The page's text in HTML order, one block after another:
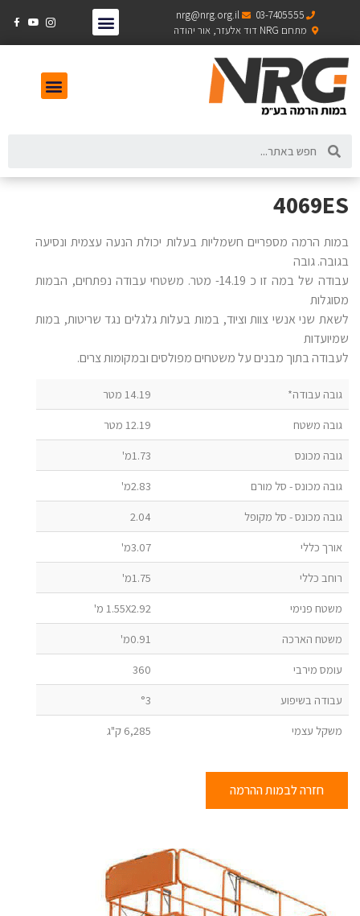
03-7405555
nrg@nrg.org.il
מתחם NRG דוד אלעזר, אור יהודה
4069ES
במות הרמה מספריים חשמליות בעלות יכולת הנעה עצמית ונסיעה
בגובה. גובה
עבודה של במה זו כ 14.19- מטר. משטחי עבודה נפתחים, הבמות
מסוגלות
לשאת שני אנשי צוות וציוד, במות בעלות גלגלים נגד שריטות, במות
שמיועדות
לעבודה בתוך מבנים על משטחים מפולסים ובמקומות צרים.
גובה עבודה*
14.19 מטר
גובה משטח
12.19 מטר
גובה מכונס
1.73מ'
גובה מכונס - סל מורם
2.83מ'
גובה מכונס - סל מקופל
2.04
אורך כללי
3.07מ'
רוחב כללי
1.75מ'
משטח פנימי
1.55X2.92 מ'
משטח הארכה
0.91מ'
עומס מירבי
360
עבודה בשיפוע
°3
משקל עצמי
6,285 ק"ג
חזרה לבמות ההרמה